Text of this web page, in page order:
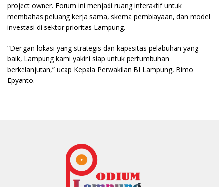
project owner. Forum ini menjadi ruang interaktif untuk
membahas peluang kerja sama, skema pembiayaan, dan model
investasi di sektor prioritas Lampung.
“Dengan lokasi yang strategis dan kapasitas pelabuhan yang
baik, Lampung kami yakini siap untuk pertumbuhan
berkelanjutan,” ucap Kepala Perwakilan BI Lampung, Bimo
Epyanto.